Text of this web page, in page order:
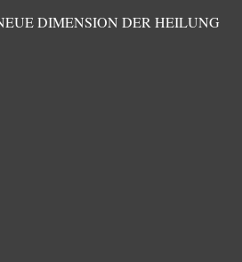
DIMENSION DER HEILUNG